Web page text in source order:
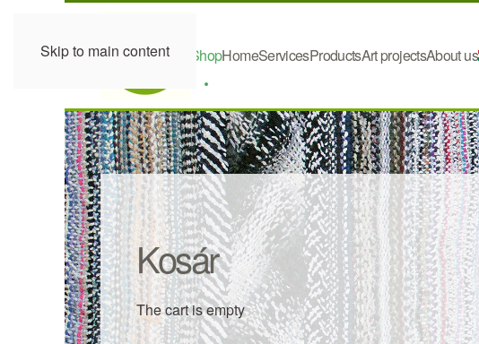
Skip to main content ShopHomeServicesProductsArt projectsAbout us
Kosár
The cart is empty